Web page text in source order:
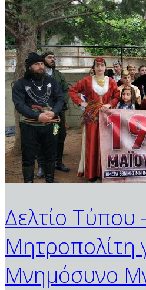
Δελτίο Τύπου
Μητροπολίτη
Μνημόσυνο